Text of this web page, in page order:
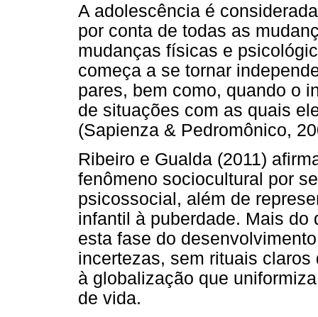
A adolescência é
por conta de todas as
mudanças físicas e
começa a se tornar
pares, bem como, quando o
de situações com as quais
(Sapienza & Pedromônico,
Ribeiro e Gualda (2011)
fenômeno sociocultural por
psicossocial, além de
infantil à puberdade. Mais
esta fase do
incertezas, sem rituais
à globalização que
de vida.